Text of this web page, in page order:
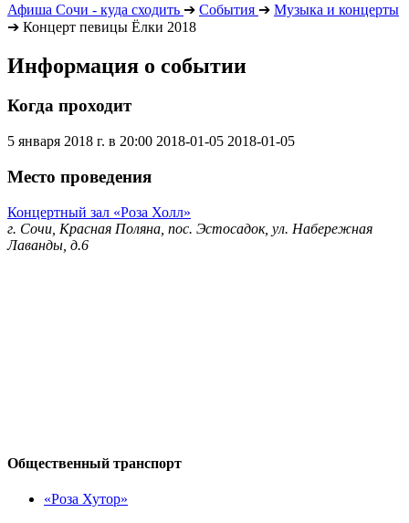
Афиша Сочи - куда сходить ➔ События ➔ Музыка и концерты
➔ Концерт певицы Ёлки 2018
Информация о событии
Когда проходит
5 января 2018 г. в 20:00 2018-01-05 2018-01-05
Место проведения
Концертный зал «Роза Холл»
г. Сочи, Красная Поляна, пос. Эстосадок, ул. Набережная
Лаванды, д.6
Общественный транспорт
«Роза Хутор»